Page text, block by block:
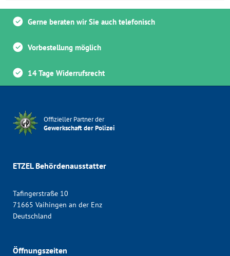
Gerne beraten wir Sie auch telefonisch
Vorbestellung möglich
14 Tage Widerrufsrecht
Offizieller Partner der
Gewerkschaft der Polizei
ETZEL Behördenausstatter
Tafingerstraße 10
71665 Vaihingen an der Enz
Deutschland
Öffnungszeiten